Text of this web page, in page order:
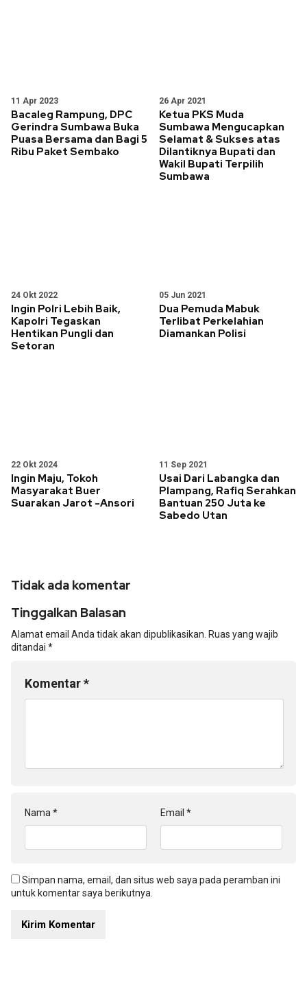
11 Apr 2023
Bacaleg Rampung, DPC
Gerindra Sumbawa Buka
Puasa Bersama dan Bagi 5
Ribu Paket Sembako
26 Apr 2021
Ketua PKS Muda
Sumbawa Mengucapkan
Selamat & Sukses atas
Dilantiknya Bupati dan
Wakil Bupati Terpilih
Sumbawa
24 Okt 2022
Ingin Polri Lebih Baik,
Kapolri Tegaskan
Hentikan Pungli dan
Setoran
05 Jun 2021
Dua Pemuda Mabuk
Terlibat Perkelahian
Diamankan Polisi
22 Okt 2024
Ingin Maju, Tokoh
Masyarakat Buer
Suarakan Jarot -Ansori
11 Sep 2021
Usai Dari Labangka dan
Plampang, Rafiq Serahkan
Bantuan 250 Juta ke
Sabedo Utan
Tidak ada komentar
Tinggalkan Balasan
Alamat email Anda tidak akan dipublikasikan. Ruas yang wajib
ditandai *
Komentar*
Nama * Email *
Simpan nama, email, dan situs web saya pada peramban ini
untuk komentar saya berikutnya.